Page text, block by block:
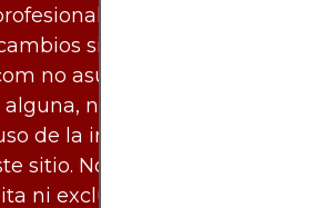
calificados y
sin previo aviso.
no asume
ni deber de
de la información
sitio. No obstante, este
ni excluye ninguna